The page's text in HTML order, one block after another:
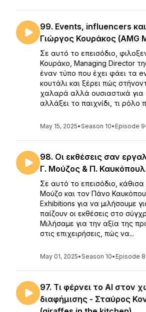
99. Events, influencers
Γιώργος Κουράκος (AMG
Σε αυτό το επεισόδιο,
Κουράκο, Managing Director
έναν τύπο που έχει φάει τα
κουτάλι και ξέρει πώς
χαλαρά αλλά ουσιαστικά για
αλλάξει το παιχνίδι, τι ρόλο
May 15, 2025•Season 10• Episode 9
98. Οι εκθέσεις σαν
Γ. Μούζος & Π.
Σε αυτό το επεισόδιο,
Μούζο και τον Πάνο
Exhibitions για να μιλήσουμε
παίζουν οι εκθέσεις στο
Μιλήσαμε για την αξία της
στις επιχειρήσεις, πώς να...
May 01, 2025•Season 10• Episode 8
97. Τι φέρνει το ΑΙ στον
διαφήμισης - Σταύρος